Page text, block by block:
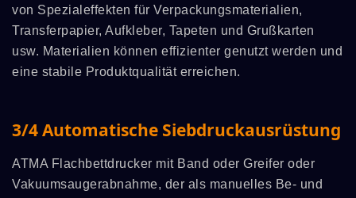
von Spezialeffekten für Verpackungsmaterialien,
Transferpapier, Aufkleber, Tapeten und Grußkarten
usw. Materialien können effizienter genutzt werden und
eine stabile Produktqualität erreichen.
3/4 Automatische Siebdruckausrüstung
ATMA Flachbettdrucker mit Band oder Greifer oder
Vakuumsaugerabnahme, der als manuelles Be- und